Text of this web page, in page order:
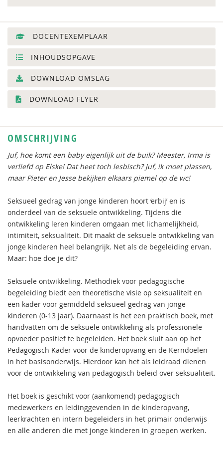
DOCENTEXEMPLAAR
INHOUDSOPGAVE
DOWNLOAD OMSLAG
DOWNLOAD FLYER
OMSCHRIJVING
Juf, hoe komt een baby eigenlijk uit de buik? Meester, Irma is
verliefd op Elske! Dat heet toch lesbisch? Juf, ik moet plassen,
maar Pieter en Jesse bekijken elkaars piemel op de wc!
Seksueel gedrag van jonge kinderen hoort ‘erbij’ en is
onderdeel van de seksuele ontwikkeling. Tijdens die
ontwikkeling leren kinderen omgaan met lichamelijkheid,
intimiteit, seksualiteit. Dit maakt de seksuele ontwikkeling van
jonge kinderen heel belangrijk. Net als de begeleiding ervan.
Maar: hoe doe je dit?
Seksuele ontwikkeling. Methodiek voor pedagogische
begeleiding biedt een theoretische visie op seksualiteit en
een kader voor gemiddeld seksueel gedrag van jonge
kinderen (0-13 jaar). Daarnaast is het een praktisch boek, met
handvatten om de seksuele ontwikkeling als professionele
opvoeder positief te begeleiden. Het boek sluit aan op het
Pedagogisch Kader voor de kinderopvang en de Kerndoelen
in het basisonderwijs. Hierdoor kan het als leidraad dienen
voor de ontwikkeling van pedagogisch beleid over seksualiteit.
Het boek is geschikt voor (aankomend) pedagogisch
medewerkers en leidinggevenden in de kinderopvang,
leerkrachten en intern begeleiders in het primair onderwijs
en alle anderen die met jonge kinderen in groepen werken.